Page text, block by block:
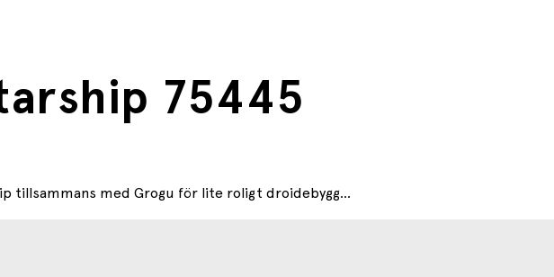
75445
tillsammans med Grogu för lite roligt droidebygg...